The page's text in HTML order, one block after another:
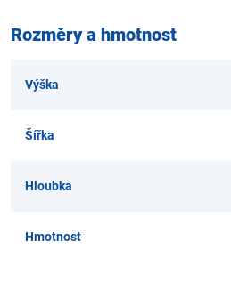
Rozměry a hmotnost
Výška
Šířka
Hloubka
Hmotnost